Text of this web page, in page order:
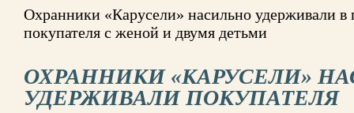
Охранники «Карусели» насильно удерживали
покупателя с женой и двумя детьми
ОХРАННИКИ «КАРУСЕЛИ»
УДЕРЖИВАЛИ ПОКУПАТЕЛЯ